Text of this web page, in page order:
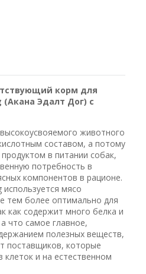
корм для
(Акана Эдалт Дог) с
животного
составом, а потому
в питании собак,
потребность в
компонентов в рационе.
мясо
тем более оптимально для
как содержит много белка и
что самое главное,
полезных веществ,
поставщиков, которые
и на естественном